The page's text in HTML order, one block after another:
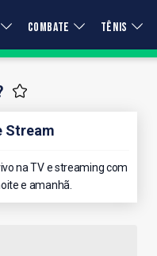
COMBATE TÊNIS
Stream
na TV e streaming com
e amanhã.